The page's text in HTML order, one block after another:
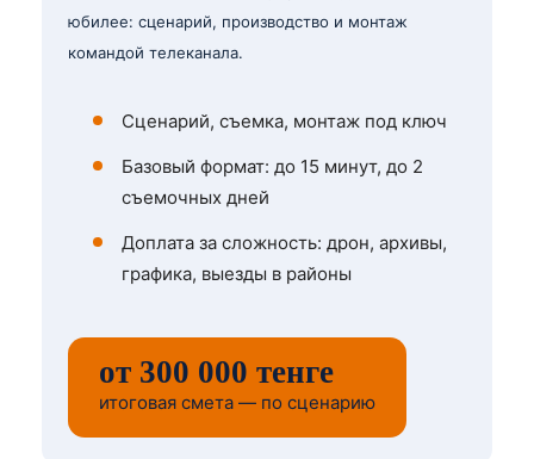
юбилее: сценарий, производство и монтаж
командой телеканала.
Сценарий, съемка, монтаж под ключ
Базовый формат: до 15 минут, до 2
съемочных дней
Доплата за сложность: дрон, архивы,
графика, выезды в районы
от 300 000 тенге
итоговая смета — по сценарию